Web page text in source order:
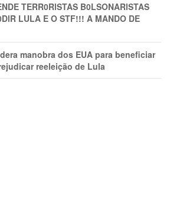
TERR0RlSTAS B0LSONARlSTAS
LULA E O STF!!! A MANDO DE
manobra dos EUA para beneficiar
reeleição de Lula